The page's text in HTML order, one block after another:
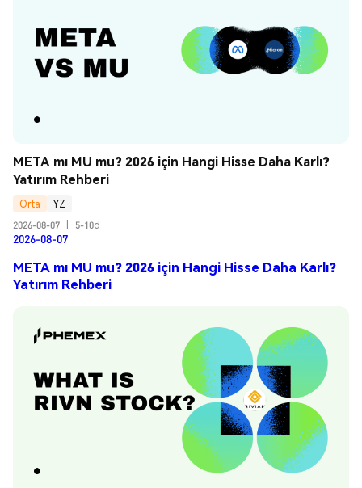
META mı MU mu? 2026 için Hangi Hisse Daha Karlı?
Yatırım Rehberi
Orta
YZ
2026-08-07
5-10d
2026-08-07
META mı MU mu? 2026 için Hangi Hisse Daha Karlı?
Yatırım Rehberi